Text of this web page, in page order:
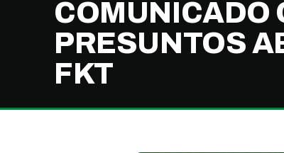
COMUNICADO
PRESUNTOS
FKT